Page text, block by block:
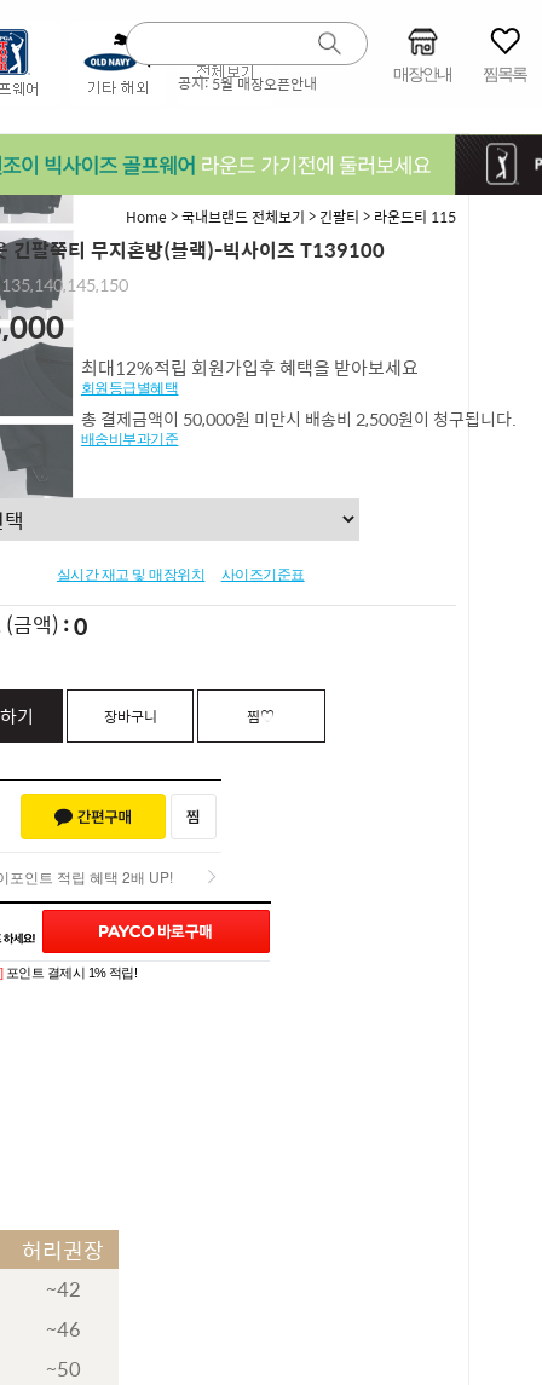
공지:5월 매장오픈안내 매장안내 찜목록
Home>국내브랜드 전체보기 > 긴팔티 > 라운드티 115
긴팔쭉티 무지혼방(블랙)-빅사이즈 T139100
최대12%적립 회원가입후 혜택을 받아보세요
회원등급별혜택
총 결제금액이 50,000원 미만시 배송비 2,500원이 청구됩니다.
배송비부과기준
실시간 재고 및 매장위치 사이즈기준표
(금액) 0
기 장바구니 찜♡
포인트 적립 혜택 2배 UP!
포인트 적립 혜택 2배 UP!
포인트 결제시 1% 적립!
(0)
허리권장
~42
~46
~50